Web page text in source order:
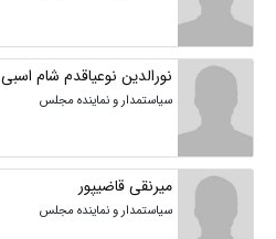
نورالدین نوعیاقدم شام اسبی
سیاستمدار و نماینده مجلس
میرنقی قاضیپور
سیاستمدار و نماینده مجلس